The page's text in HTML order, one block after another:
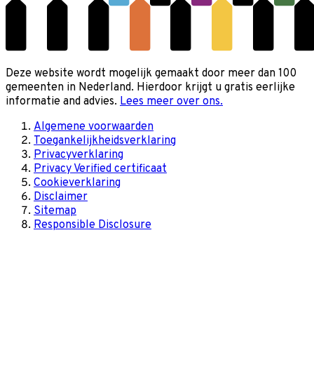
Deze website wordt mogelijk gemaakt door meer dan 100
gemeenten in Nederland. Hierdoor krijgt u gratis eerlijke
informatie and advies. Lees meer over ons.
Algemene voorwaarden
Toegankelijkheidsverklaring
Privacyverklaring
Privacy Verified certificaat
Cookieverklaring
Disclaimer
Sitemap
Responsible Disclosure